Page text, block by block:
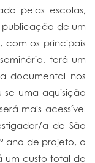
pelas escolas,
publicação de um
com os principais
terá um
documental nos
se uma aquisição
mais acessível
a de São
ano de projeto, o
um custo total de